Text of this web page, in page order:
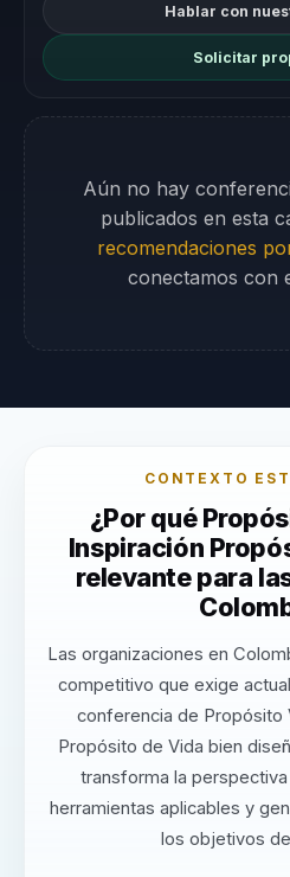
Hablar con
Solicitar
Aún no hay
publicados en esta
recomendaciones
conectamos con
CONTEXTO
¿Por qué
Inspiración
relevante para
Las organizaciones en
competitivo que exige
conferencia de Propósito
Propósito de Vida bien
transforma la
herramientas aplicables y
los objetivos